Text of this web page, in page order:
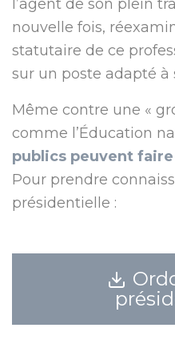
l’agent de son plein
nouvelle fois,
statutaire de ce
sur un poste adapté à
Même contre une «
comme l’Éducation
publics peuvent
Pour prendre
présidentielle :